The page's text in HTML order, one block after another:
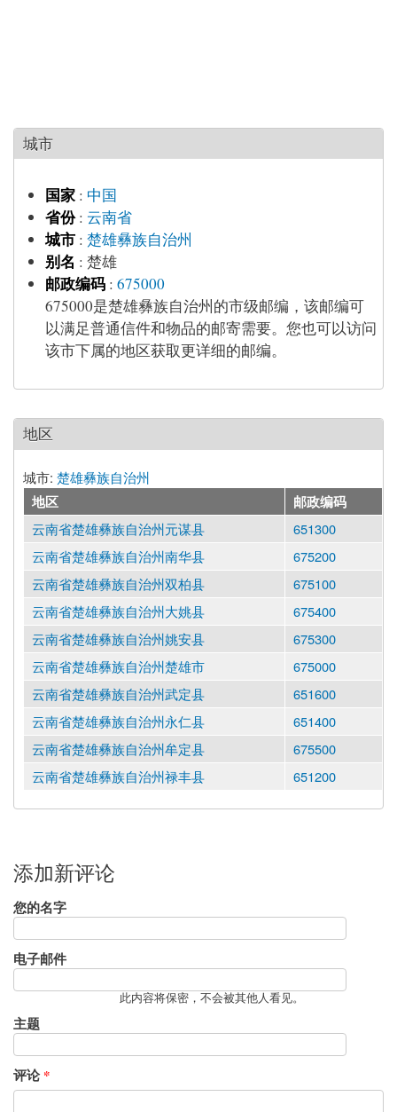
城市
国家 : 中国
省份: 云南省
城市 : 楚雄彝族自治州
别名 : 楚雄
邮政编码 : 675000
675000是楚雄彝族自治州的市级邮编，该邮编可
以满足普通信件和物品的邮寄需要。您也可以访问
该市下属的地区获取更详细的邮编。
地区
城市: 楚雄彝族自治州
地区 邮政编码
云南省楚雄彝族自治州元谋县
651300
云南省楚雄彝族自治州南华县
675200
云南省楚雄彝族自治州双柏县
675100
云南省楚雄彝族自治州大姚县
675400
云南省楚雄彝族自治州姚安县
675300
云南省楚雄彝族自治州楚雄市
675000
云南省楚雄彝族自治州武定县
651600
云南省楚雄彝族自治州永仁县
651400
云南省楚雄彝族自治州牟定县
675500
云南省楚雄彝族自治州禄丰县
651200
添加新评论
您的名字
电子邮件
此内容将保密，不会被其他人看见。
主题
评论*